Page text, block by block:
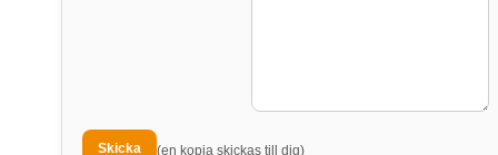
(en kopia skickas till dig)